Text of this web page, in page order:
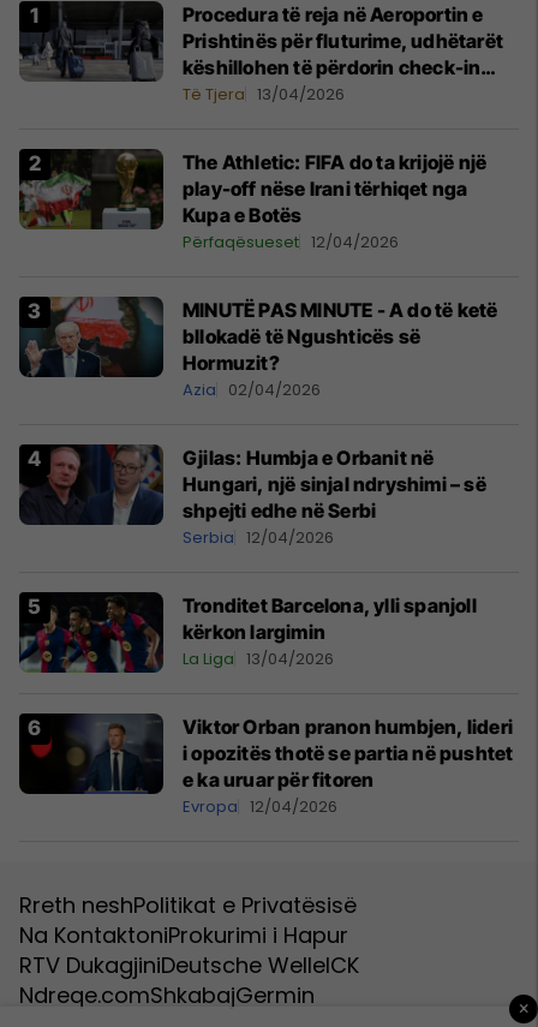
Procedura të reja në Aeroportin e
Prishtinës për fluturime, udhëtarët
këshillohen të përdorin check-in
online
Të Tjera 13/04/2026
The Athletic: FIFA do ta krijojë një
play-off nëse Irani tërhiqet nga
Kupa e Botës
Përfaqësueset 12/04/2026
MINUTË PAS MINUTE - A do të ketë
bllokadë të Ngushticës së
Hormuzit?
Azia 02/04/2026
Gjilas: Humbja e Orbanit në
Hungari, një sinjal ndryshimi – së
shpejti edhe në Serbi
Serbia 12/04/2026
Tronditet Barcelona, ylli spanjoll
kërkon largimin
La Liga 13/04/2026
Viktor Orban pranon humbjen, lideri
i opozitës thotë se partia në pushtet
e ka uruar për fitoren
Evropa 12/04/2026
Rreth neshPolitikat e Privatësisë
Na KontaktoniProkurimi i Hapur
RTV DukagjiniDeutsche WelleICK
Ndreqe.comShkabajGermin ×